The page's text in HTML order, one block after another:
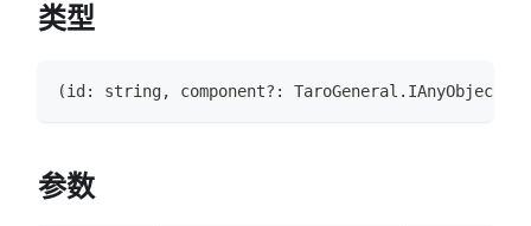
类型
(id : string, component? : TaroGeneral . IAnyObject
参数